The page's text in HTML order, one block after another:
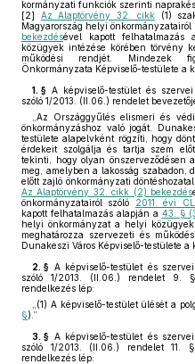
kormányzati funkciók szerinti
[2]
Az Alaptörvény 32. cikk(1)
Magyarország helyi önkormányzatairól
bekezdésével kapott
közügyek intézése körében törvény
működési rendjét. Mindezek
Önkormányzata Képviselő-testülete a
1. § A képviselő-testület és
szóló 1/2013. (II.06.) rendelet
„Az Országgyűlés elismeri és
önkormányzáshoz való jogát.
testülete alapelvként rögzíti, hogy
érdekeit szolgálja és tartja szem
tekinti, hogy olyan önszerveződésen
meg, amelyben a lakosság szabadon,
előtt zajló önkormányzati
Az Alaptörvény 32. cikk (2) bekezdés
önkormányzatairól szóló 2011. évi
kapott felhatalmazás alapján a 43. §
helyi önkormányzat a helyi
meghatározza szervezeti és
Dunakeszi Város Képviselő-testülete a
2. § A képviselő-testület és
szóló 1/2013. (II.06.) rendelet 9.
rendelkezés lép:
„(1) A képviselő-testület ülését a
§).”
3. § A képviselő-testület és
szóló 1/2013. (II.06.) rendelet 11.
rendelkezés lép: